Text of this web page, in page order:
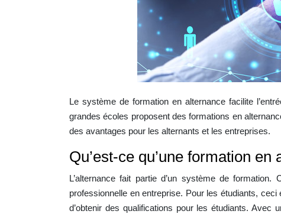
Le système de formation en alternance facilite
grandes écoles proposent des formations en
des avantages pour les alternants et les entreprises.
Qu’est-ce qu’une formation en
L’alternance fait partie d’un système de formation.
professionnelle en entreprise. Pour les étudiants,
d’obtenir des qualifications pour les étudiants.